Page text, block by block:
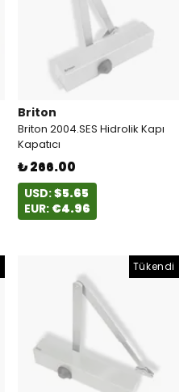
Briton
Briton 2004.SES Hidrolik Kapı
Kapatıcı
₺ 266.00
USD:$5.65
EUR: €4.96
Tükendi